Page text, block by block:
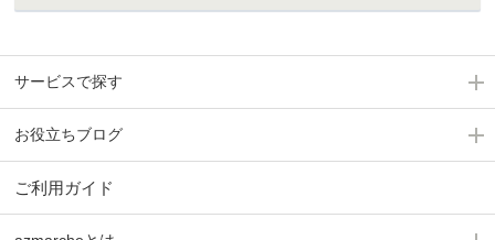
サービスで探す
お役立ちブログ
ご利用ガイド